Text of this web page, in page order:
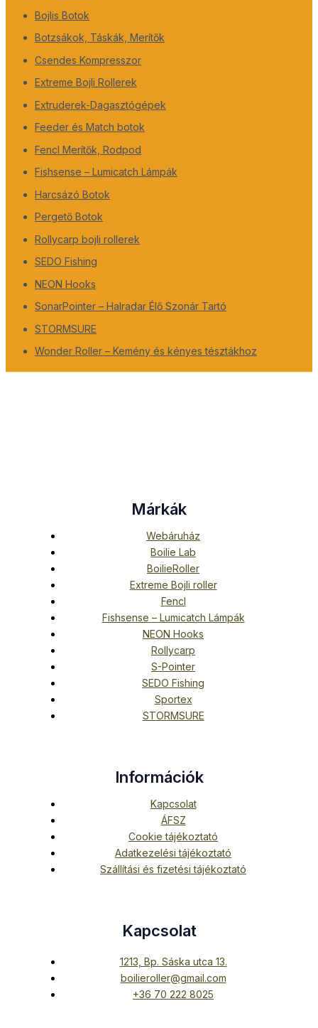
Bojlis Botok
Botzsákok, Táskák, Merítők
Csendes Kompresszor
Extreme Bojli Rollerek
Extruderek-Dagasztógépek
Feeder és Match botok
Fencl Merítők, Rodpod
Fishsense – Lumicatch Lámpák
Harcsázó Botok
Pergető Botok
Rollycarp bojli rollerek
SEDO Fishing
NEON Hooks
SonarPointer – Halradar Élő Szonár Tartó
STORMSURE
Wonder Roller – Kemény és kényes tésztákhoz
Márkák
Webáruház
Boilie Lab
BoilieRoller
Extreme Bojli roller
Fencl
Fishsense – Lumicatch Lámpák
NEON Hooks
Rollycarp
S-Pointer
SEDO Fishing
Sportex
STORMSURE
Információk
Kapcsolat
ÁFSZ
Cookie tájékoztató
Adatkezelési tájékoztató
Szállítási és fizetési tájékoztató
Kapcsolat
1213, Bp. Sáska utca 13.
boilieroller@gmail.com
+36 70 222 8025